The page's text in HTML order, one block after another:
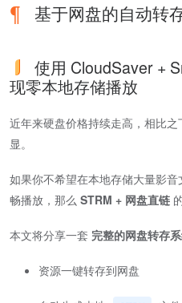
基于网盘的自动转
使用 CloudSaver +
现零本地存储播放
近年来硬盘价格持续走高，相比
显。
如果你不希望在本地存储大量影
畅播放，那么 STRM + 网盘直链
本文将分享一套 完整的网盘转存
资源一键转存到网盘